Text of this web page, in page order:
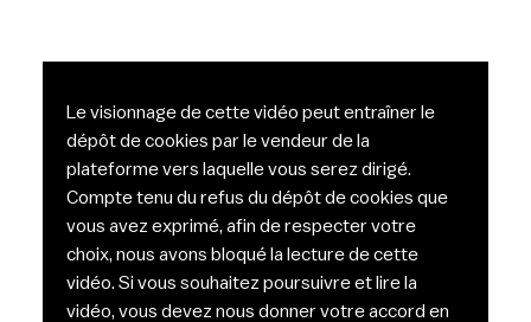
Le visionnage de cette vidéo peut entraîner le
dépôt de cookies par le vendeur de la
plateforme vers laquelle vous serez dirigé.
Compte tenu du refus du dépôt de cookies que
vous avez exprimé, afin de respecter votre
choix, nous avons bloqué la lecture de cette
vidéo. Si vous souhaitez poursuivre et lire la
vidéo, vous devez nous donner votre accord en